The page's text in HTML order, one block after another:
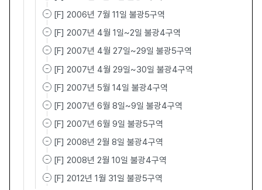
[F] 2006년 7월 11일 불광5구역
[F] 2007년 4월 1일~2일 불광4구역
[F] 2007년 4월 27일~29일 불광5구역
[F] 2007년 4월 29일~30일 불광4구역
[F] 2007년 5월 14일 불광4구역
[F] 2007년 6월 8일~9일 불광4구역
[F] 2007년 6월 9일 불광5구역
[F] 2008년 2월 8일 불광4구역
[F] 2008년 2월 10일 불광4구역
[F] 2012년 1월 31일 불광5구역